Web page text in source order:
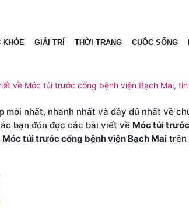
KHỎE GIẢI TRÍ THỜI TRANG CUỘC SỐNG
về Móc túi trước cổng bệnh viện Bạch Mai,
nhất, nhanh nhất và đầy đủ nhất về
bạn đón đọc các bài viết về Móc túi trước
Móc túi trước cổng bệnh viện Bạch Mai trên